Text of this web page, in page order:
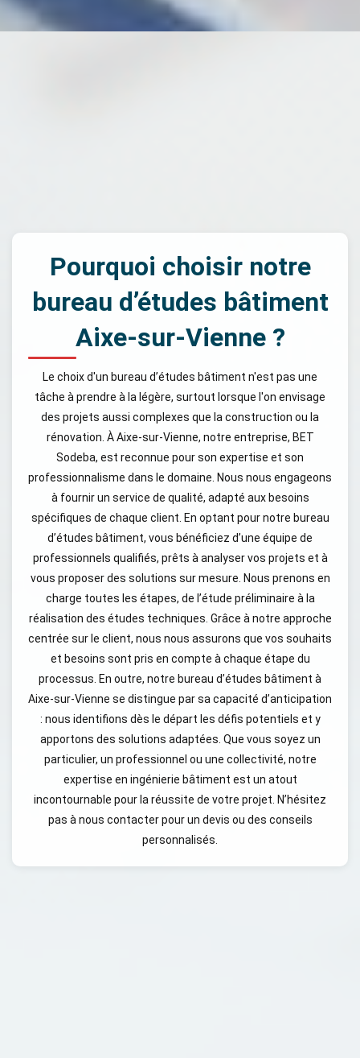
Pourquoi choisir notre
bureau d’études bâtiment
Aixe-sur-Vienne ?
Le choix d'un bureau d’études bâtiment n'est pas une
tâche à prendre à la légère, surtout lorsque l'on envisage
des projets aussi complexes que la construction ou la
rénovation. À Aixe-sur-Vienne, notre entreprise, BET
Sodeba, est reconnue pour son expertise et son
professionnalisme dans le domaine. Nous nous engageons
à fournir un service de qualité, adapté aux besoins
spécifiques de chaque client. En optant pour notre bureau
d’études bâtiment, vous bénéficiez d’une équipe de
professionnels qualifiés, prêts à analyser vos projets et à
vous proposer des solutions sur mesure. Nous prenons en
charge toutes les étapes, de l’étude préliminaire à la
réalisation des études techniques. Grâce à notre approche
centrée sur le client, nous nous assurons que vos souhaits
et besoins sont pris en compte à chaque étape du
processus. En outre, notre bureau d’études bâtiment à
Aixe-sur-Vienne se distingue par sa capacité d’anticipation
: nous identifions dès le départ les défis potentiels et y
apportons des solutions adaptées. Que vous soyez un
particulier, un professionnel ou une collectivité, notre
expertise en ingénierie bâtiment est un atout
incontournable pour la réussite de votre projet. N’hésitez
pas à nous contacter pour un devis ou des conseils
personnalisés.